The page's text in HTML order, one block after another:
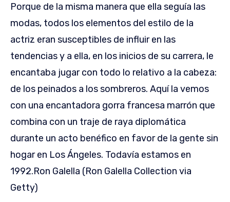
Porque de la misma manera que ella seguía las
modas, todos los elementos del estilo de la
actriz eran susceptibles de influir en las
tendencias y a ella, en los inicios de su carrera, le
encantaba jugar con todo lo relativo a la cabeza:
de los peinados a los sombreros. Aquí la vemos
con una encantadora gorra francesa marrón que
combina con un traje de raya diplomática
durante un acto benéfico en favor de la gente sin
hogar en Los Ángeles. Todavía estamos en
1992.Ron Galella (Ron Galella Collection via
Getty)